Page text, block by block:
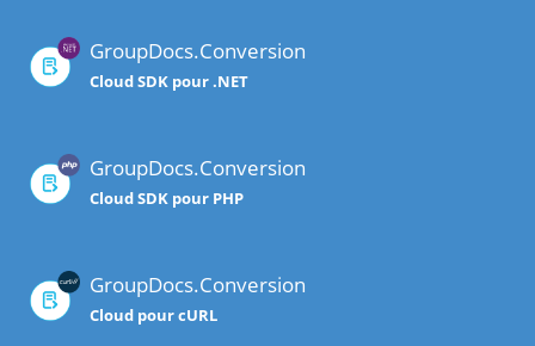
GroupDocs.Conversion
Cloud SDK pour .NET
GroupDocs.Conversion
Cloud SDK pour PHP
GroupDocs.Conversion
Cloud pour cURL